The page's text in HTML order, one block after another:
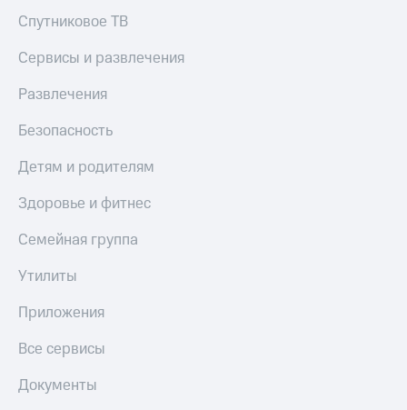
Спутниковое ТВ
Сервисы и развлечения
Развлечения
Безопасность
Детям и родителям
Здоровье и фитнес
Семейная группа
Утилиты
Приложения
Все сервисы
Документы